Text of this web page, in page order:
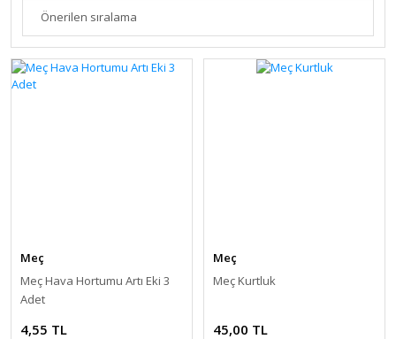
Meç
Meç Hava Hortumu Artı Eki 3
Adet
4,55 TL
Meç
Meç Kurtluk
45,00 TL